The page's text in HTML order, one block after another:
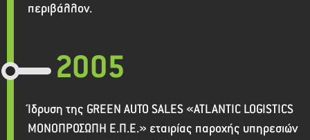
περιβάλλον.
2005
Ίδρυση της GREEN AUTO SALES «ATLANTIC LOGISTICS
ΜΟΝΟΠΡΟΣΩΠΗ Ε.Π.Ε.» εταιρίας παροχής υπηρεσιών